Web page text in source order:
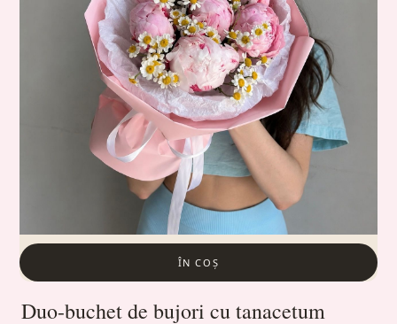
ÎN COȘ
Duo-buchet de bujori cu tanacetum